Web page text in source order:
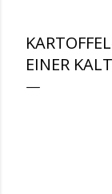
EINER